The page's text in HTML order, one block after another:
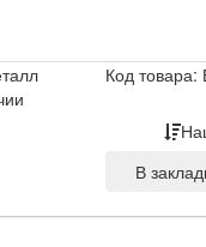
Код товара:
В